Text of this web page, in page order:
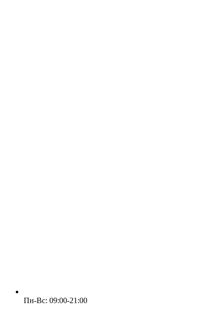
Пн-Вс: 09:00-21:00